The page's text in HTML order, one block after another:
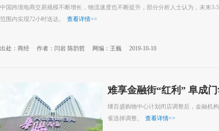
中国跨境电商交易规模不断增长，物流速度也不断提升，部分分析人士认为，未来
范围内实现72小时送达。
查看详情>>
出处：商经 作者：闫岩 陈韵哲 网编：王巍 2019-10-10
难享金融街“红利” 阜成
继百盛购物中心计划闭店调整后，金融机
雀选择调整。
查看详情>>